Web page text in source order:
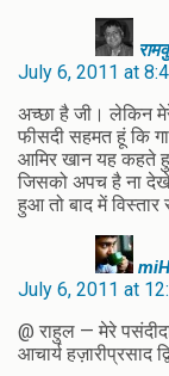
July 6, 2011 at
अच्‍छा है जी। लेकिन
फीसदी सहमत हूं कि
आमिर खान यह कहते
जिसको अपच है ना
हुआ तो बाद में विस्‍तार
July 6, 2011 at
@ राहुल — मेरे
आचार्य हज़ारीप्रसाद